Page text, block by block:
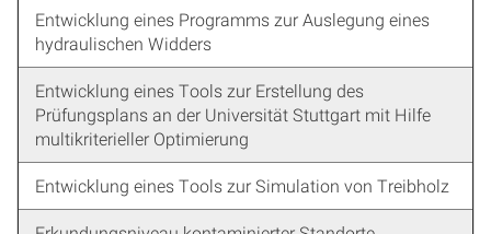
Entwicklung eines Programms zur Auslegung eines
hydraulischen Widders
Entwicklung eines Tools zur Erstellung des
Prüfungsplans an der Universität Stuttgart mit Hilfe
multikriterieller Optimierung
Entwicklung eines Tools zur Simulation von Treibholz